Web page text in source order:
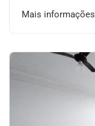
Mais informações